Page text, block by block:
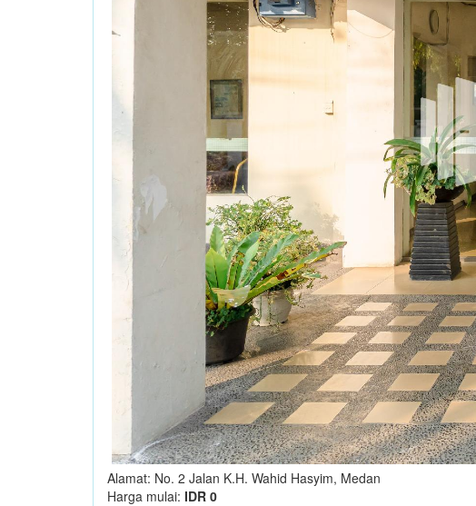
Alamat: No. 2 Jalan K.H. Wahid Hasyim, Medan
Harga mulai: IDR 0